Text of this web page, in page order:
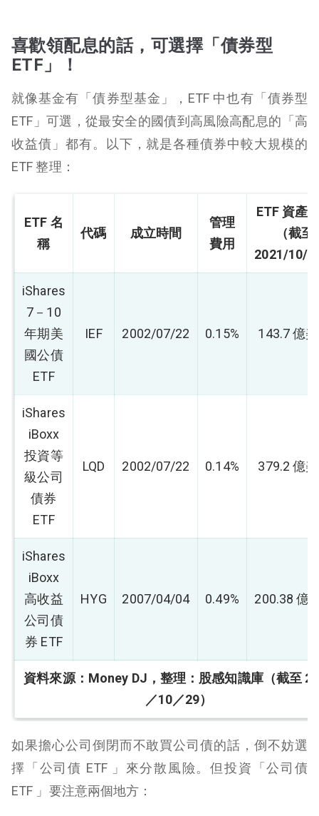
喜歡領配息的話，可選擇「債券型
ETF」！
就像基金有「債券型基金」，ETF 中也有「債券型
ETF」可選，從最安全的國債到高風險高配息的「高
收益債」都有。以下，就是各種債券中較大規模的
ETF 整理：
ETF 名
稱
代碼 成立時間
管理
費用
ETF 資產
（截至
2021/10/
iShares
7－10
年期美
國公債
ETF
IEF 2002/07/22 0.15% 143.7 億
iShares
iBoxx
投資等
級公司
債券
ETF
LQD 2002/07/22 0.14% 379.2 億
iShares
iBoxx
高收益
公司債
券 ETF
HYG 2007/04/04 0.49% 200.38 億
資料來源：Money DJ，整理：股感知識庫（截至
／10／29）
如果擔心公司倒閉而不敢買公司債的話，倒不妨選
擇「公司債 ETF 」來分散風險。但投資「公司債
ETF 」要注意兩個地方：